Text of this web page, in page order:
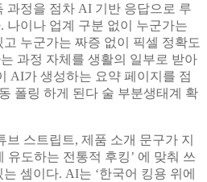
과정을 점차 AI 기반 응답으로 루
나이나 업계 구분 없이 누군가는
누군가는 짜증 없이 픽셀 정확도
과정 자체를 생활의 일부로 받아
AI가 생성하는 요약 페이지를 점
폴링 하게 된다 술 부분생태계 확
브 스트립트, 제품 소개 문구가 지
유도하는 전통적 후킹’ 에 맞춰 쓰
셈이다. AI는 ‘한국어 킹용 위에